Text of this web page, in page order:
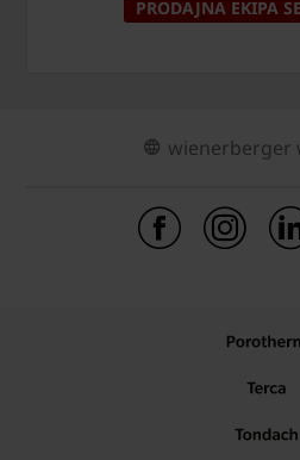
PRODAJNA EKIPA
wienerberger